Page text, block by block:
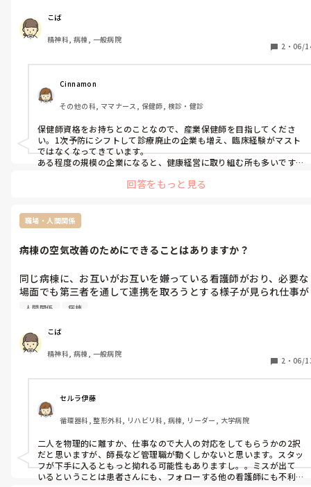
産業看護師に必要なスキルや、取っておくと役に立つ資格を教え
てください。
こば
精神科, 病棟, 一般病院
2 ・ 06/
Cinnamon
その他の科, ママナース, 保健師, 検診・健診
保健師資格をお持ちとのことなので、産業保健師を目指してくださ
い。1次予防にシフトして診療廃止の企業も増え、臨床経験がマスト
ではなくなってきています。
ある程度の規模の企業になると、健康経営に取り組む所も多いです
ので、看護師ではなく保健師を求めている求人も。
保健師の求人はそこそこ検索できますから、どのような条件なのか
チェックしてみましょう。
保健師だと申請だけで取れます。履歴書に羅列出来るものを増やすこ
を的確に理解する事の方がだいじなのでは、と思います。
回答をもっと見る
職場・人間関係
病棟の空気改善のためにできることはありますか？
同じ病棟に、お互いがお互いを嫌っている看護師がおり、必要な
場面でも第三者を通して連携を取ろうとする様子が見られ仕事が
非常にやりづらいです。
うまくいかず、指示の伝達ミスが起こることもありました。こう
いったとき、何か対処法や第三者の自分にできることはあります
でしょうか。
師長には、こっそりどちらかの異動をお願いし、本人にもそれと
なく異動の話をしたそうですがお互い異動するくらいなら退職し
ますといってなかなか話も進んでいないようです。
人間関係 病棟
こば
精神科, 病棟, 一般病院
2 ・ 06/
セルラ伊藤
循環器科, 整形外科, リハビリ科, 病棟, リーダー, 大学病院
二人を物理的に離すか、仕事なので大人の対応をしてもらうかの2択
だと思いますが、師長など管理職が動くしかないと思います。スタッ
フが下手に入るともっと拗れる可能性もありますし。。ミスが出て
いるということは患者さんにも、フォローする他の看護師にも不利